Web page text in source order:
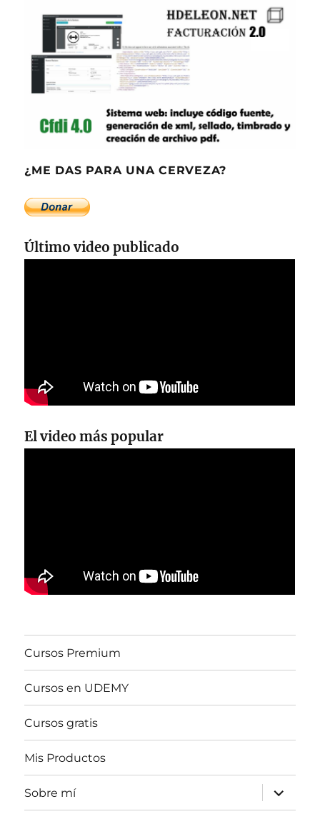
¿ME DAS PARA UNA CERVEZA?
Último video publicado
El video más popular
Cursos Premium
Cursos en UDEMY
Cursos gratis
Mis Productos
Sobre mí
expande
el
menú